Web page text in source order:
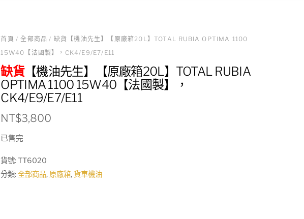
首頁 /全部商品 / 缺貨【機油先生】【原廠箱20L】TOTAL RUBIA OPTIMA 1100
15W40【法國製】，CK4/E9/E7/E11
缺貨【機油先生】【原廠箱20L】TOTAL RUBIA
OPTIMA 1100 15W40【法國製】，
CK4/E9/E7/E11
NT$3,800
已售完
貨號:TT6020
分類:全部商品, 原廠箱,貨車機油